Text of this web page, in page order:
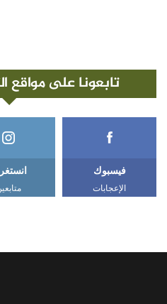
تابعونا على مواقع
فيسبوك
الإعجابات